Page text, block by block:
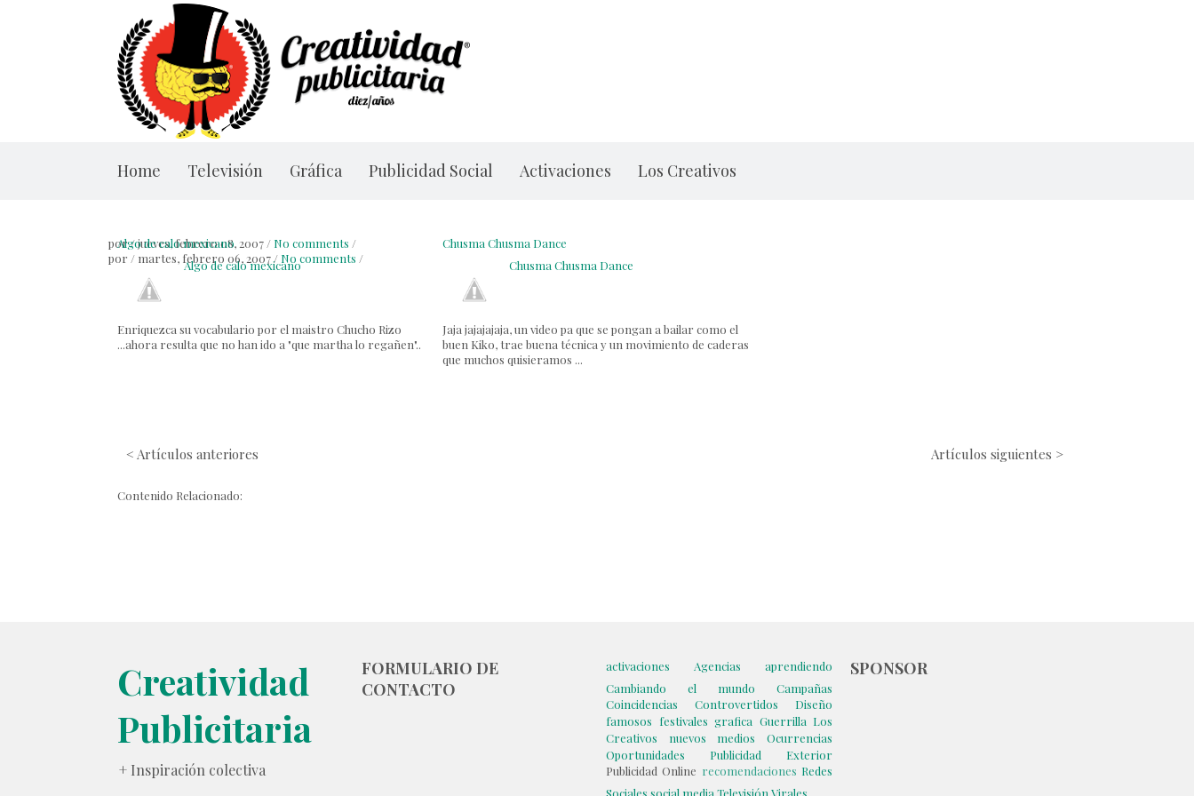
Home Televisión Gráfica Publicidad Social Activaciones Los Creativos
por/jueves, febrero 08, 2007 / No comments /
Algo de calo mexicano
Algo de calo mexicano
Enriquezca su vocabulario por el maistro Chucho Rizo
...ahora resulta que no han ido a "que martha lo regañen"..
por / martes, febrero 06, 2007/ No comments /
Chusma Chusma Dance
Chusma Chusma Dance
Jaja jajajajaja, un video pa que se pongan a bailar como el
buen Kiko, trae buena técnica y un movimiento de caderas
que muchos quisieramos ...
Artículos siguientes >
< Artículos anteriores
Contenido Relacionado:
Creatividad
Publicitaria
+ Inspiración colectiva
FORMULARIO DE
CONTACTO
activaciones Agencias
aprendiendo
Cambiando el mundo
Campañas
Coincidencias
Controvertidos
Diseño
famosos festivales grafica Guerrilla Los
Creativos
nuevos medios
Ocurrencias
Oportunidades
Publicidad Exterior
Publicidad Online recomendaciones Redes
Sociales social media Televisión Virales
SPONSOR